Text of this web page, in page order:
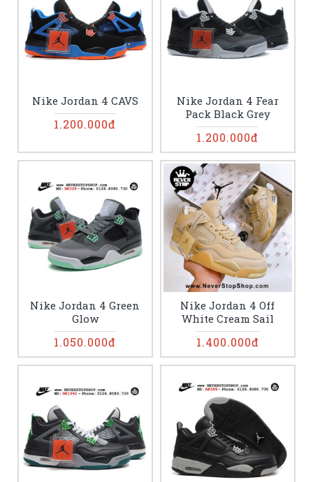
Nike Jordan 4 CAVS
1.200.000đ
Nike Jordan 4 Fear
Pack Black Grey
1.200.000đ
Nike Jordan 4 Green
Glow
1.050.000đ
Nike Jordan 4 Off
White Cream Sail
1.400.000đ